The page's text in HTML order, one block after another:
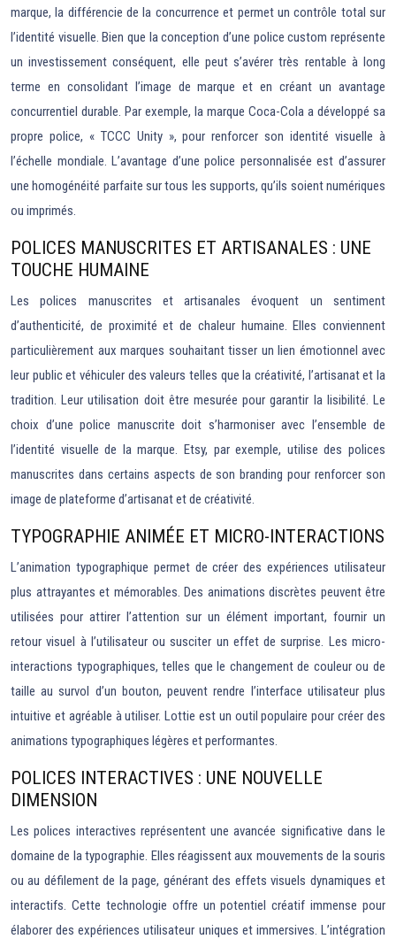
marque, la différencie de la concurrence et permet un contrôle total sur
l’identité visuelle. Bien que la conception d’une police custom représente
un investissement conséquent, elle peut s’avérer très rentable à long
terme en consolidant l’image de marque et en créant un avantage
concurrentiel durable. Par exemple, la marque Coca-Cola a développé sa
propre police, « TCCC Unity », pour renforcer son identité visuelle à
l’échelle mondiale. L’avantage d’une police personnalisée est d’assurer
une homogénéité parfaite sur tous les supports, qu’ils soient numériques
ou imprimés.
POLICES MANUSCRITES ET ARTISANALES : UNE
TOUCHE HUMAINE
Les polices manuscrites et artisanales évoquent un sentiment
d’authenticité, de proximité et de chaleur humaine. Elles conviennent
particulièrement aux marques souhaitant tisser un lien émotionnel avec
leur public et véhiculer des valeurs telles que la créativité, l’artisanat et la
tradition. Leur utilisation doit être mesurée pour garantir la lisibilité. Le
choix d’une police manuscrite doit s’harmoniser avec l’ensemble de
l’identité visuelle de la marque. Etsy, par exemple, utilise des polices
manuscrites dans certains aspects de son branding pour renforcer son
image de plateforme d’artisanat et de créativité.
TYPOGRAPHIE ANIMÉE ET MICRO-INTERACTIONS
L’animation typographique permet de créer des expériences utilisateur
plus attrayantes et mémorables. Des animations discrètes peuvent être
utilisées pour attirer l’attention sur un élément important, fournir un
retour visuel à l’utilisateur ou susciter un effet de surprise. Les micro-
interactions typographiques, telles que le changement de couleur ou de
taille au survol d’un bouton, peuvent rendre l’interface utilisateur plus
intuitive et agréable à utiliser. Lottie est un outil populaire pour créer des
animations typographiques légères et performantes.
POLICES INTERACTIVES : UNE NOUVELLE
DIMENSION
Les polices interactives représentent une avancée significative dans le
domaine de la typographie. Elles réagissent aux mouvements de la souris
ou au défilement de la page, générant des effets visuels dynamiques et
interactifs. Cette technologie offre un potentiel créatif immense pour
élaborer des expériences utilisateur uniques et immersives. L’intégration